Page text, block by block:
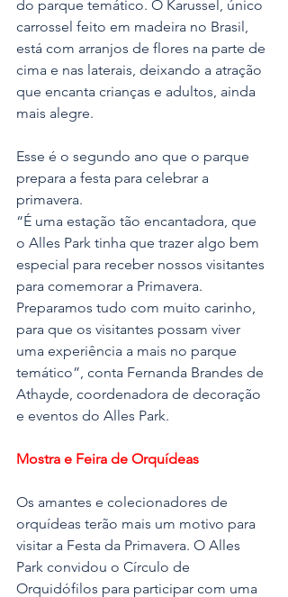
do parque temático. O Karussel, único
carrossel feito em madeira no Brasil,
está com arranjos de flores na parte de
cima e nas laterais, deixando a atração
que encanta crianças e adultos, ainda
mais alegre.
Esse é o segundo ano que o parque
prepara a festa para celebrar a
primavera.
“É uma estação tão encantadora, que
o Alles Park tinha que trazer algo bem
especial para receber nossos visitantes
para comemorar a Primavera.
Preparamos tudo com muito carinho,
para que os visitantes possam viver
uma experiência a mais no parque
temático”, conta Fernanda Brandes de
Athayde, coordenadora de decoração
e eventos do Alles Park.
Mostra e Feira de Orquídeas
Os amantes e colecionadores de
orquídeas terão mais um motivo para
visitar a Festa da Primavera. O Alles
Park convidou o Círculo de
Orquidófilos para participar com uma